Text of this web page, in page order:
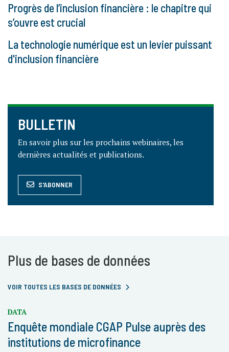
Progrès de l’inclusion financière : le chapitre qui
s’ouvre est crucial
La technologie numérique est un levier puissant
d'inclusion financière
BULLETIN
En savoir plus sur les prochains webinaires, les
dernières actualités et publications.
S'ABONNER
Plus de bases de données
VOIR TOUTES LES BASES DE DONNÉES
DATA
Enquête mondiale CGAP Pulse auprès des
institutions de microfinance